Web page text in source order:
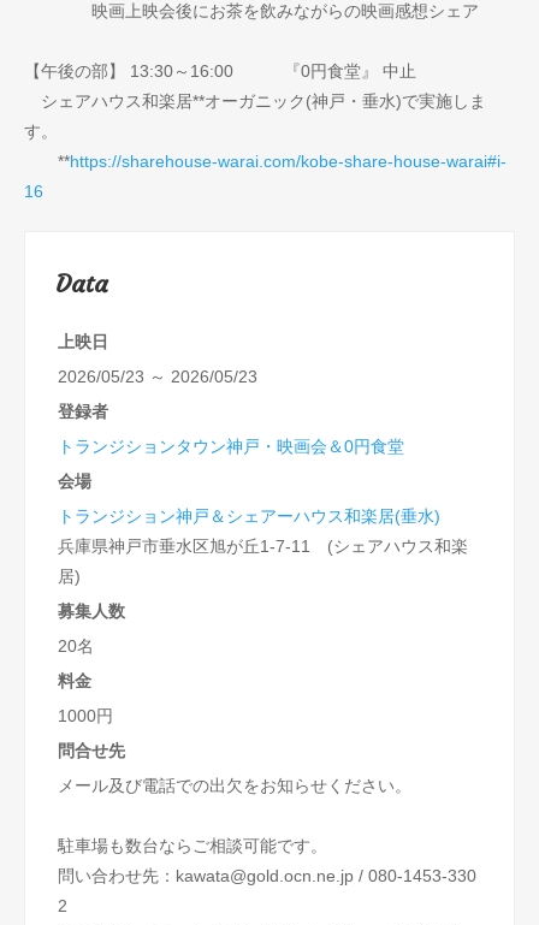
映画上映会後にお茶を飲みながらの映画感想シェア
【午後の部】 13:30～16:00 『0円食堂』 中止
シェアハウス和楽居**オーガニック(神戸・垂水)で実施しま
す。
**https://sharehouse-warai.com/kobe-share-house-warai#i-
16
Data
上映日
2026/05/23 ～ 2026/05/23
登録者
トランジションタウン神戸・映画会＆0円食堂
会場
トランジション神戸＆シェアーハウス和楽居(垂水)
兵庫県神戸市垂水区旭が丘1-7-11 (シェアハウス和楽
居)
募集人数
20名
料金
1000円
問合せ先
メール及び電話での出欠をお知らせください。
駐車場も数台ならご相談可能です。
問い合わせ先：kawata@gold.ocn.ne.jp / 080-1453-330
2